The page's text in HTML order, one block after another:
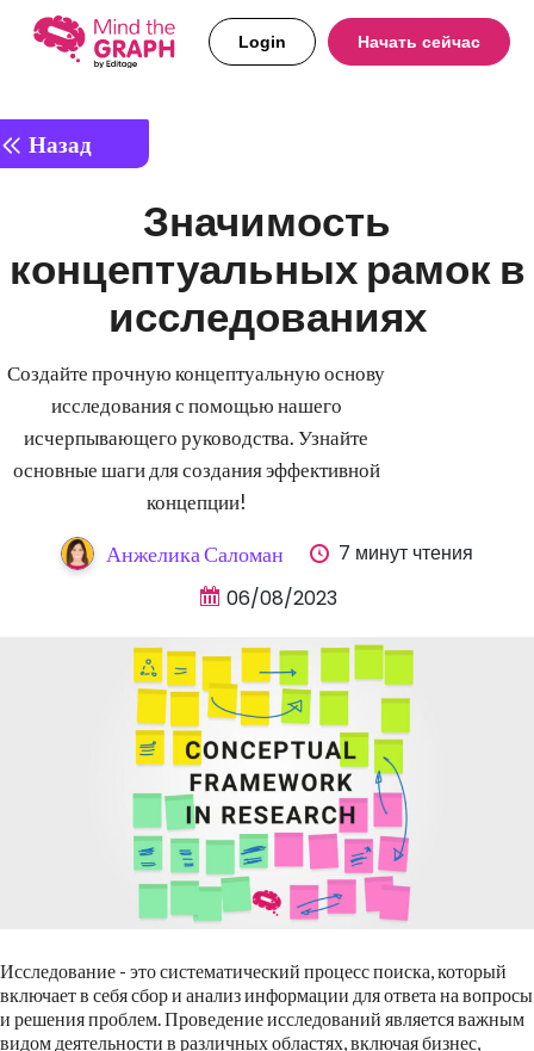
Login Начать сейчас
Назад
Значимость
концептуальных рамок в
исследованиях
Создайте прочную концептуальную основу
исследования с помощью нашего
исчерпывающего руководства. Узнайте
основные шаги для создания эффективной
концепции!
Анжелика Саломан
7 минут чтения
06/08/2023
Исследование - это систематический процесс поиска, который
включает в себя сбор и анализ информации для ответа на вопросы
и решения проблем. Проведение исследований является важным
видом деятельности в различных областях, включая бизнес,